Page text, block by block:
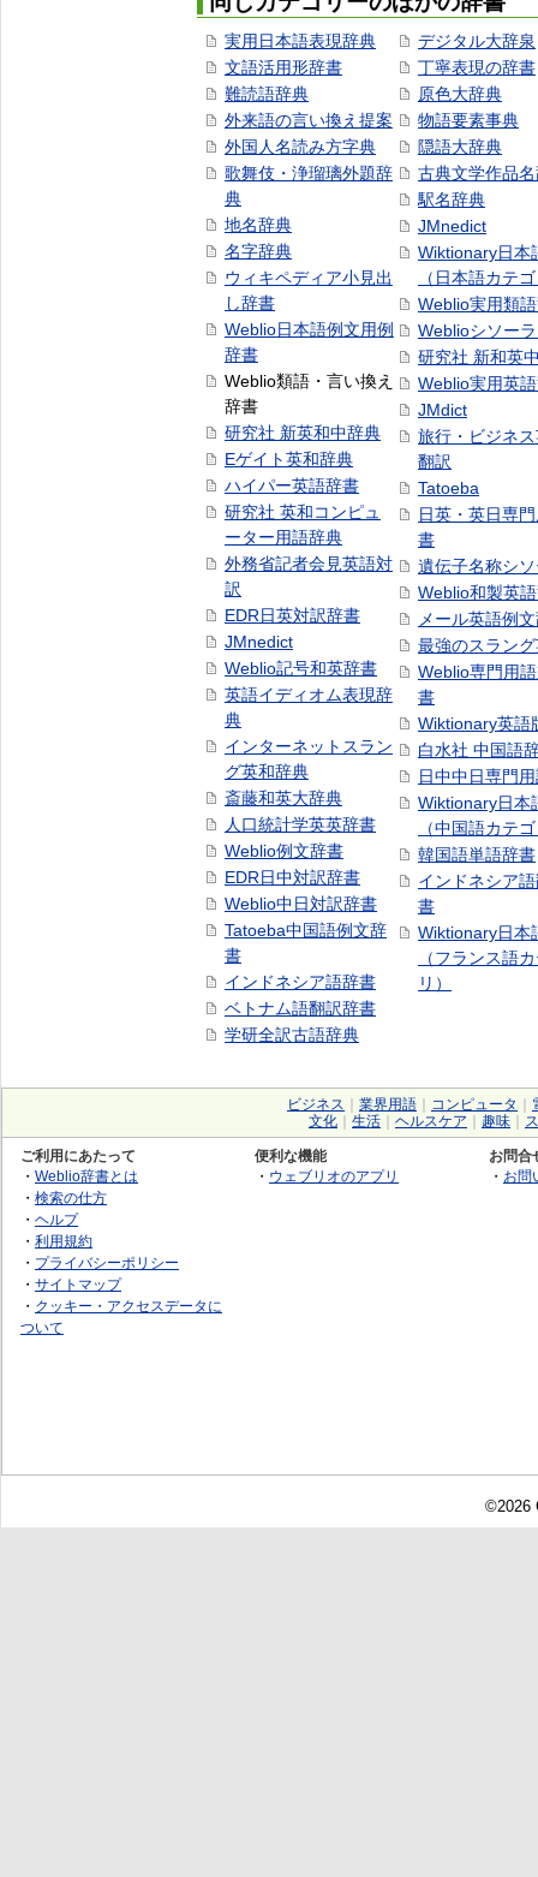
実用日本語表現辞典
文語活用形辞書
難読語辞典
外来語の言い換え提案
外国人名読み方字典
歌舞伎・浄瑠璃外題辞
典
地名辞典
名字辞典
ウィキペディア小見出
し辞書
Weblio日本語例文用例
辞書
Weblio類語・言い換え
辞書
研究社 新英和中辞典
Eゲイト英和辞典
ハイパー英語辞書
研究社 英和コンピュ
ーター用語辞典
外務省記者会見英語対
訳
EDR日英対訳辞書
JMnedict
Weblio記号和英辞書
英語イディオム表現辞
典
インターネットスラン
グ英和辞典
斎藤和英大辞典
人口統計学英英辞書
Weblio例文辞書
EDR日中対訳辞書
Weblio中日対訳辞書
Tatoeba中国語例文辞
書
インドネシア語辞書
ベトナム語翻訳辞書
学研全訳古語辞典
デジタル大辞泉
丁寧表現の辞書
原色大辞典
物語要素事典
隠語大辞典
古典文学作品
駅名辞典
JMnedict
Wiktionary日本
（日本語カテ
Weblio実用類
Weblioシソー
研究社 新和英
Weblio実用英
JMdict
旅行・ビジネ
翻訳
Tatoeba
日英・英日専
書
遺伝子名称シ
Weblio和製英
メール英語例
最強のスラン
Weblio専門用
書
Wiktionary英語
白水社 中国語
日中中日専門
Wiktionary日本
（中国語カテ
韓国語単語辞書
インドネシア
書
Wiktionary日本
（フランス語
リ）
ビジネス 業界用語 コンピュータ
文化
生活 ヘルスケア 趣味
ご利用にあたって
・ Weblio辞書とは
・ 検索の仕方
・ ヘルプ
・ 利用規約
・ プライバシーポリシー
・ サイトマップ
・ クッキー・アクセスデータに
ついて
便利な機能
・ ウェブリオのアプリ
お問合
・ お問
©2026